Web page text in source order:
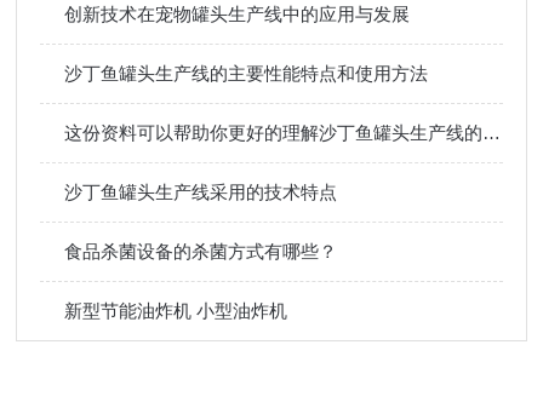
创新技术在宠物罐头生产线中的应用与发展
沙丁鱼罐头生产线的主要性能特点和使用方法
这份资料可以帮助你更好的理解沙丁鱼罐头生产线的工艺流程
沙丁鱼罐头生产线采用的技术特点
食品杀菌设备的杀菌方式有哪些？
新型节能油炸机 小型油炸机